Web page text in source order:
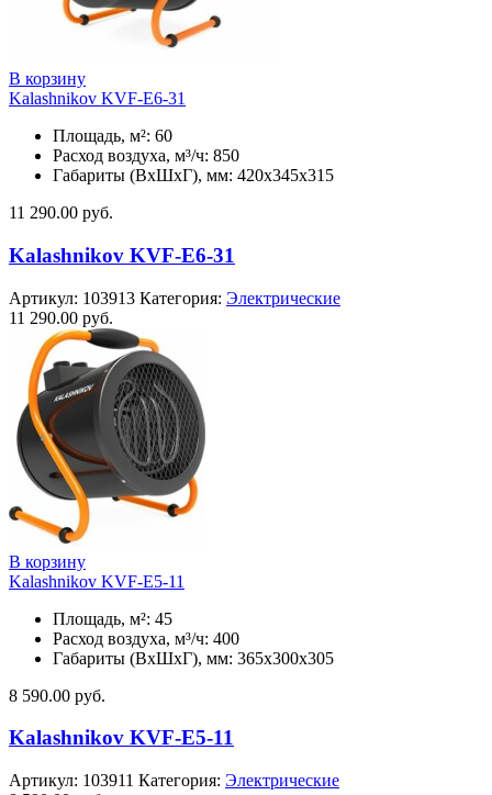
В корзину
Kalashnikov KVF-E6-31
Площадь, м²: 60
Расход воздуха, м³/ч: 850
Габариты (ВхШхГ), мм: 420x345x315
11 290.00 руб.
Kalashnikov KVF-E6-31
Артикул: 103913 Категория: Электрические
11 290.00 руб.
В корзину
Kalashnikov KVF-E5-11
Площадь, м²: 45
Расход воздуха, м³/ч: 400
Габариты (ВхШхГ), мм: 365x300x305
8 590.00 руб.
Kalashnikov KVF-E5-11
Артикул: 103911 Категория: Электрические